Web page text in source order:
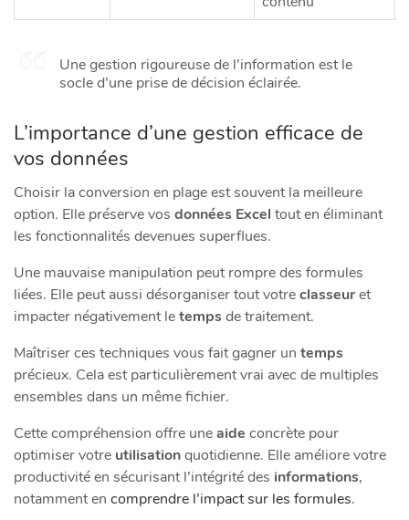
Une gestion rigoureuse de l’information est le
socle d’une prise de décision éclairée.
L’importance d’une gestion efficace de
vos données
Choisir la conversion en plage est souvent la meilleure
option. Elle préserve vos données Excel tout en éliminant
les fonctionnalités devenues superflues.
Une mauvaise manipulation peut rompre des formules
liées. Elle peut aussi désorganiser tout votreclasseuret
impacter négativement letempsde traitement.
Maîtriser ces techniques vous fait gagner un temps
précieux. Cela est particulièrement vrai avec de multiples
ensembles dans un même fichier.
Cette compréhension offre uneaide concrète pour
optimiser votre utilisationquotidienne. Elle améliore votre
productivité en sécurisant l’intégrité des informations,
notamment en comprendre l’impact sur les formules.